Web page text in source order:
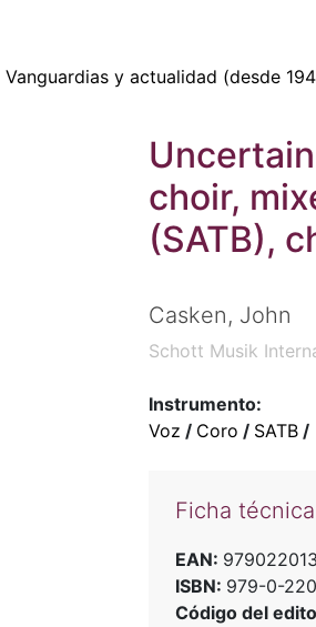
Vanguardias y actualidad (desde
choir,
(SATB),
Casken, John
Schott Musik
Instrumento:
Voz / Coro / SATB/
Ficha técnica
EAN:
ISBN: 979-0-
Código del